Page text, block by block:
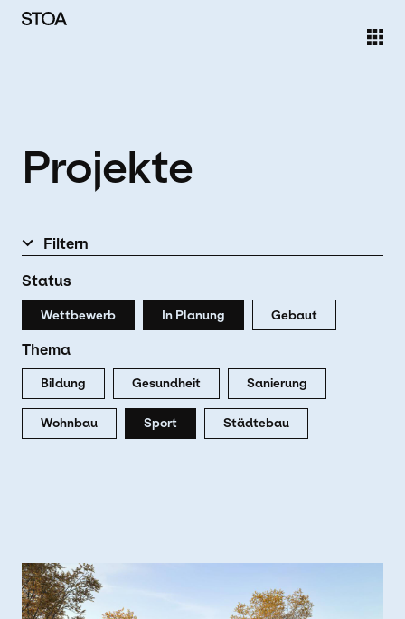
Direkt zum Inhalt
Projekte
Filtern
Status
Wettbewerb In Planung Gebaut
Thema
Bildung Gesundheit Sanierung
Wohnbau Sport Städtebau